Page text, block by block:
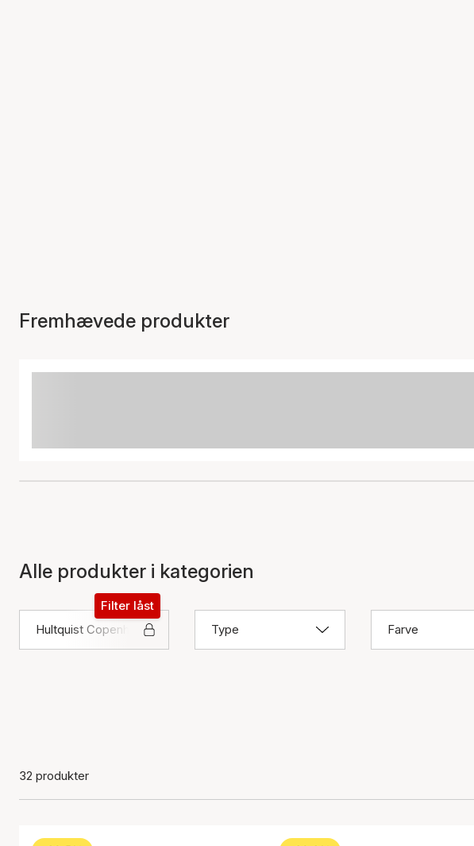
Fremhævede produkter
Alle produkter i kategorien
Hultquist Copenhagen
Filter låst
Type
Farve
32 produkter